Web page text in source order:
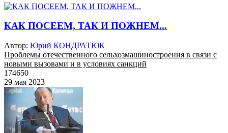
КАК ПОСЕЕМ, ТАК И ПОЖНЕМ...
Автор: Юрий КОНДРАТЮК
Проблемы отечественного сельхозмашиностроения в связи с
новыми вызовами и в условиях санкций
174650
29 мая 2023